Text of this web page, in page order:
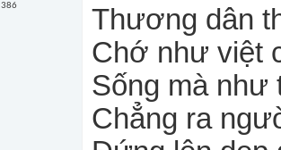
386
Thương dân
Chớ như việt
Sống mà như
Chẳng ra